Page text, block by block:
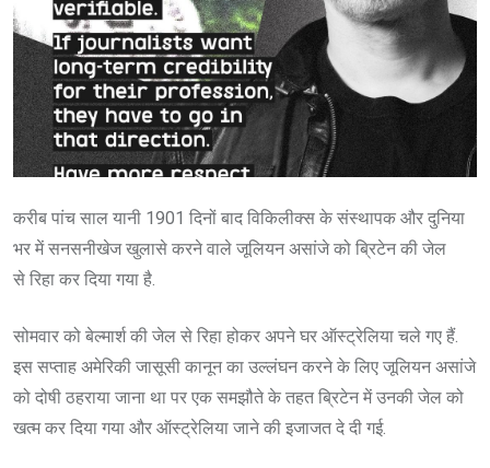
करीब पांच साल यानी 1901 दिनों बाद विकिलीक्स के संस्थापक और दुनिया
भर में सनसनीखेज खुलासे करने वाले जूलियन असांजे को ब्रिटेन की जेल
से रिहा कर दिया गया है.
सोमवार को बेल्मार्श की जेल से रिहा होकर अपने घर ऑस्ट्रेलिया चले गए हैं.
इस सप्ताह अमेरिकी जासूसी कानून का उल्लंघन करने के लिए जूलियन असांजे
को दोषी ठहराया जाना था पर एक समझौते के तहत ब्रिटेन में उनकी जेल को
खत्म कर दिया गया और ऑस्ट्रेलिया जाने की इजाजत दे दी गई.